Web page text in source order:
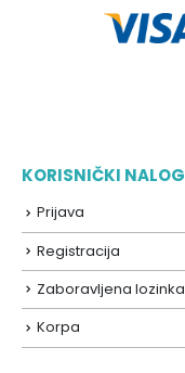
KORISNIČKI NALOG
Prijava
Registracija
Zaboravljena lozinka
Korpa